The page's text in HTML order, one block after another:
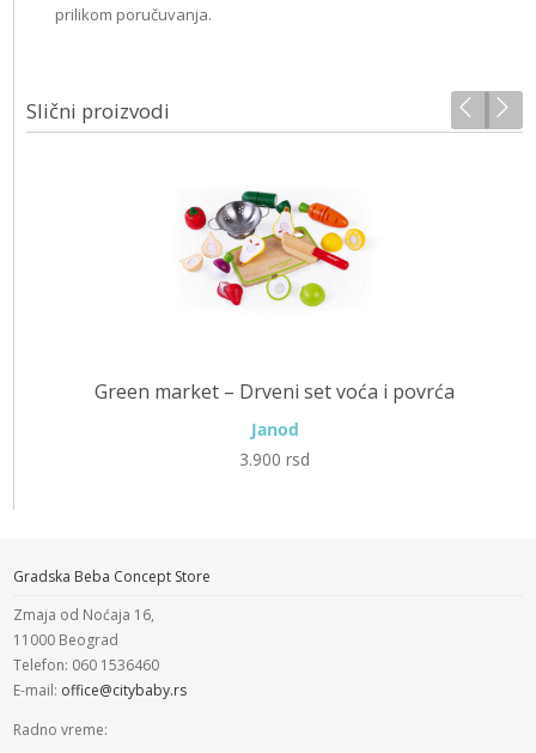
prilikom poručuvanja.
Slični proizvodi
Green market – Drveni set voća i povrća
Janod
3.900rsd
Gradska Beba Concept Store
Zmaja od Noćaja 16,
11000 Beograd
Telefon: 060 1536460
E-mail: office@citybaby.rs
Radno vreme: